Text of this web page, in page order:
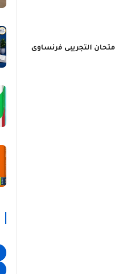
التجريبى فرنساوى